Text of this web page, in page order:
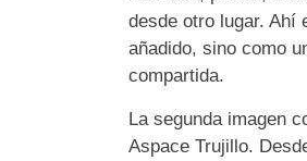
desde otro lugar. Ahí
añadido, sino como
compartida.
La segunda imagen
Aspace Trujillo.